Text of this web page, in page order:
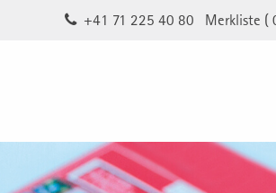
Merkliste (
+41 71 225 40 80